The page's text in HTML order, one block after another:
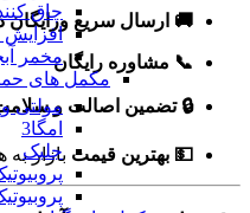
چاق
افزایش
مخمر
مکمل های
مولتی
امگا3
جلبک
🚚 ارسال سریع ورایگان
📞 مشاوره رایگان
🔒 تضمین اصالت و
💵 بهترین قیمت بازار